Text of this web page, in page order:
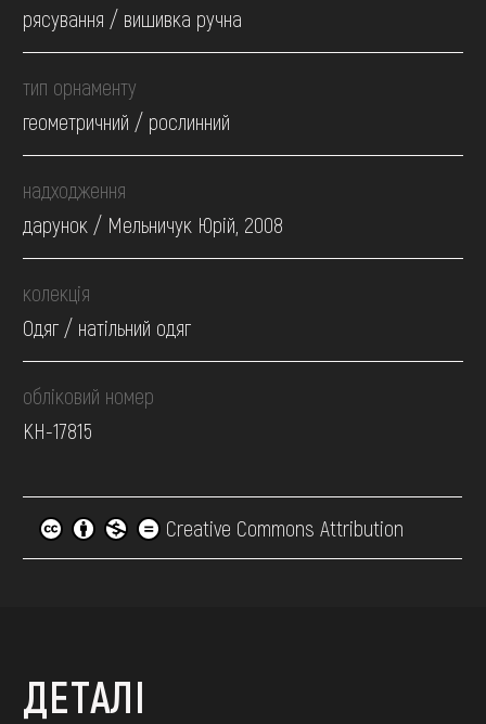
рясування / вишивка ручна
тип орнаменту
геометричний / рослинний
надходження
дарунок / Мельничук Юрій, 2008
колекція
Одяг / натільний одяг
обліковий номер
КН-17815
Creative Commons Attribution
ДЕТАЛІ